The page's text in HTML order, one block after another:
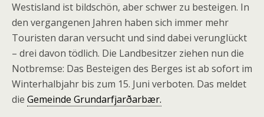
Westisland ist bildschön, aber schwer zu besteigen. In
den vergangenen Jahren haben sich immer mehr
Touristen daran versucht und sind dabei verunglückt
– drei davon tödlich. Die Landbesitzer ziehen nun die
Notbremse: Das Besteigen des Berges ist ab sofort im
Winterhalbjahr bis zum 15. Juni verboten. Das meldet
die Gemeinde Grundarfjarðarbær.